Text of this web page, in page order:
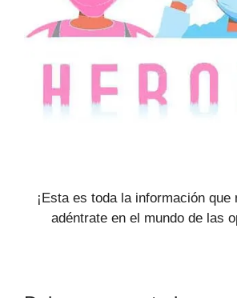
¡Esta es toda la información que
adéntrate en el mundo de las